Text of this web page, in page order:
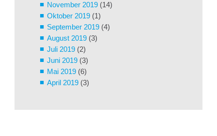
November 2019 (14)
Oktober 2019 (1)
September 2019 (4)
August 2019 (3)
Juli 2019 (2)
Juni 2019 (3)
Mai 2019 (6)
April 2019 (3)